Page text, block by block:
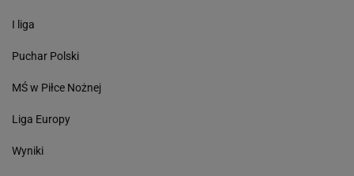
I liga
Puchar Polski
MŚ w Piłce Nożnej
Liga Europy
Wyniki